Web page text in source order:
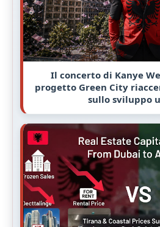
Il concerto di Kanye
progetto Green City
sullo sviluppo